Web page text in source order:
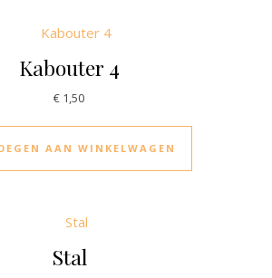
Kabouter 4
€ 1,50
AAN WINKELWAGEN
Stal